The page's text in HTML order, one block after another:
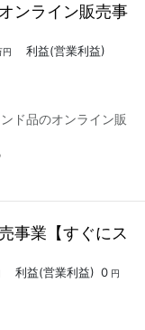
ンライン販売事
円 利益(営業利益)
ド品のオンライン販
事業【すぐにス
利益(営業利益) 0 円